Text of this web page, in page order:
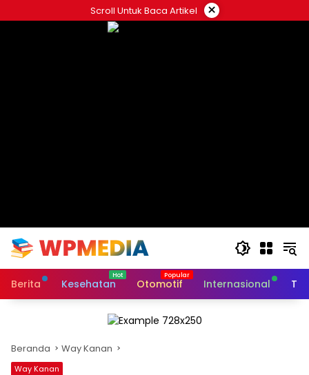
ke
Scroll Untuk Baca Artikel ×
Berita Kesehatan Otomotif Internasional
Beranda Way Kanan
Way Kanan